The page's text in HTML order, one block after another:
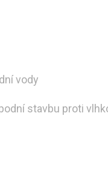
vody
stavbu proti